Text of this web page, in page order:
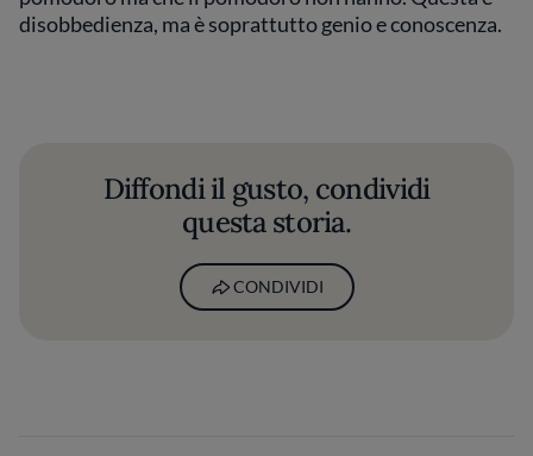
disobbedienza, ma è soprattutto genio e conoscenza.
Diffondi il gusto, condividi
questa storia.
CONDIVIDI